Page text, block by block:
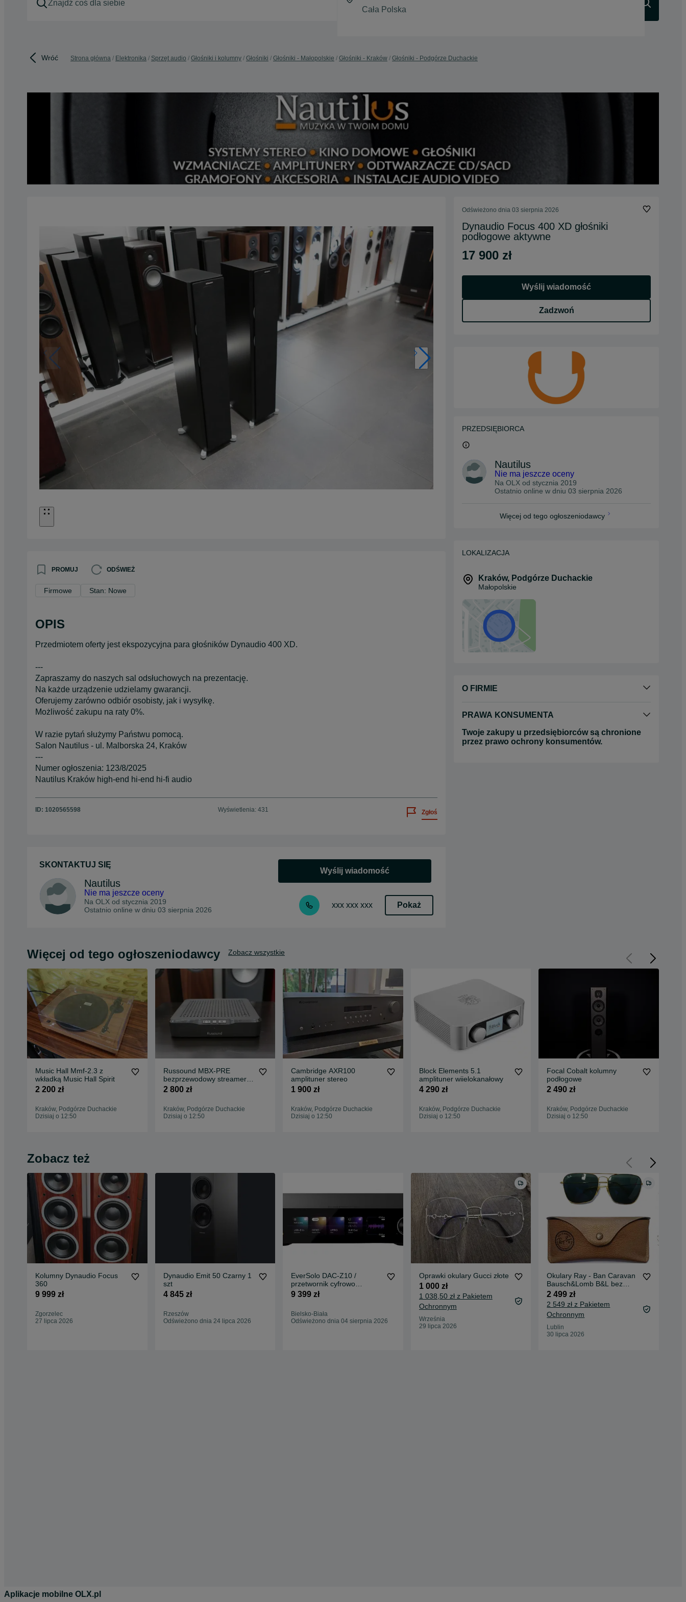
Wróć Strona główna Elektronika Sprzęt audio Głośniki i kolumny Głośniki Głośniki - Małopolskie Głośniki - Kraków Głośniki - Podgórze Duchackie
PROMUJ ODŚWIEŻ
Firmowe Stan: Nowe
OPIS
Przedmiotem oferty jest ekspozycyjna para głośników Dynaudio 400 XD.
---
Zapraszamy do naszych sal odsłuchowych na prezentację.
Na każde urządzenie udzielamy gwarancji.
Oferujemy zarówno odbiór osobisty, jak i wysyłkę.
Możliwość zakupu na raty 0%.
W razie pytań służymy Państwu pomocą.
Salon Nautilus - ul. Malborska 24, Kraków
---
Numer ogłoszenia: 123/8/2025
Nautilus Kraków high-end hi-end hi-fi audio
ID: 1020565598 Wyświetlenia: 431 Zgłoś
SKONTAKTUJ SIĘ
Nautilus
Nie ma jeszcze oceny
Na OLX od stycznia 2019
Ostatnio online w dniu 03 sierpnia 2026
Wyślij wiadomość
xxx xxx xxx Pokaż
Odświeżono dnia 03 sierpnia 2026
Dynaudio Focus 400 XD głośniki
podłogowe aktywne
17 900 zł
Wyślij wiadomość
Zadzwoń
PRZEDSIĘBIORCA
Nautilus
Nie ma jeszcze oceny
Na OLX od stycznia 2019
Ostatnio online w dniu 03 sierpnia 2026
Więcej od tego ogłoszeniodawcy
LOKALIZACJA
Kraków, Podgórze Duchackie
Małopolskie
O FIRMIE
PRAWA KONSUMENTA
Twoje zakupy u przedsiębiorców są chronione
przez prawo ochrony konsumentów.
Więcej od tego ogłoszeniodawcy Zobacz wszystkie
Music Hall Mmf-2.3 z
wkładką Music Hall Spirit
2 200 zł
Kraków, Podgórze Duchackie
Dzisiaj o 12:50
Russound MBX-PRE
bezprzewodowy streamer
multimedialny
2 800 zł
Kraków, Podgórze Duchackie
Dzisiaj o 12:50
Cambridge AXR100
amplituner stereo
1 900 zł
Kraków, Podgórze Duchackie
Dzisiaj o 12:50
Block Elements 5.1
amplituner wiielokanałowy
4 290 zł
Kraków, Podgórze Duchackie
Dzisiaj o 12:50
Focal Cobalt kolumny
podłogowe
2 490 zł
Kraków, Podgórze Duchackie
Dzisiaj o 12:50
Zobacz też
Kolumny Dynaudio Focus
360
9 999 zł
Zgorzelec
27 lipca 2026
Dynaudio Emit 50 Czarny 1
szt
4 845 zł
Rzeszów
Odświeżono dnia 24 lipca 2026
EverSolo DAC-Z10 /
przetwornik cyfrowo
analogowy
9 399 zł
Bielsko-Biała
Odświeżono dnia 04 sierpnia 2026
Oprawki okulary Gucci złote
1 000 zł
1 038,50 zł z Pakietem
Ochronnym
Września
29 lipca 2026
Okulary Ray - Ban Caravan
Bausch&Lomb B&L bez
zadrapań
2 499 zł
2 549 zł z Pakietem
Ochronnym
Lublin
30 lipca 2026
Aplikacje mobilne OLX.pl